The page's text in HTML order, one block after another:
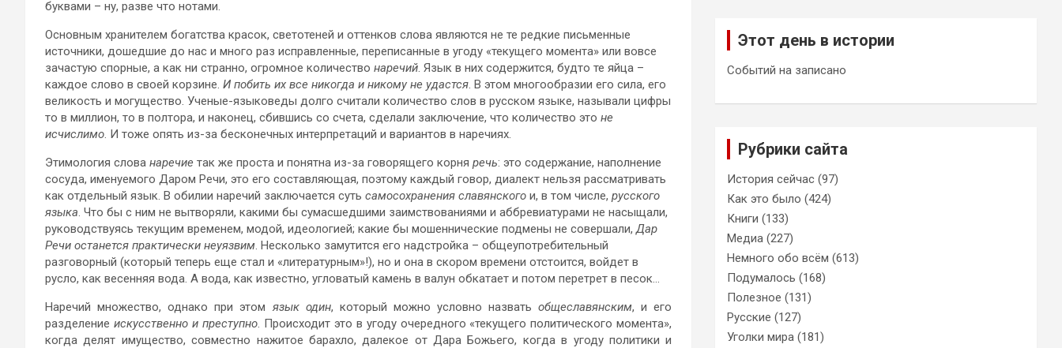
буквами – ну, разве что нотами.
Основным хранителем богатства красок, светотеней и оттенков слова являются не те редкие письменные
источники, дошедшие до нас и много раз исправленные, переписанные в угоду «текущего момента» или вовсе
зачастую спорные, а как ни странно, огромное количество наречий. Язык в них содержится, будто те яйца –
каждое слово в своей корзине. И побить их все никогда и никому не удастся. В этом многообразии его сила, его
великость и могущество. Ученые-языковеды долго считали количество слов в русском языке, называли цифры
то в миллион, то в полтора, и наконец, сбившись со счета, сделали заключение, что количество это не
исчислимо. И тоже опять из-за бесконечных интерпретаций и вариантов в наречиях.
Этимология слова наречие так же проста и понятна из-за говорящего корня речь: это содержание, наполнение
сосуда, именуемого Даром Речи, это его составляющая, поэтому каждый говор, диалект нельзя рассматривать
как отдельный язык. В обилии наречий заключается суть самосохранения славянского и, в том числе, русского
языка. Что бы с ним не вытворяли, какими бы сумасшедшими заимствованиями и аббревиатурами не насыщали,
руководствуясь текущим временем, модой, идеологией; какие бы мошеннические подмены не совершали,Дар
Речи останется практически неуязвим. Несколько замутится его надстройка – общеупотребительный
разговорный (который теперь еще стал и «литературным»!), но и она в скором времени отстоится, войдет в
русло, как весенняя вода. А вода, как известно, угловатый камень в валун обкатает и потом перетрет в песок…
Наречий множество, однако при этом язык один, который можно условно назватьобщеславянским, и его
разделение искусственно и преступно. Происходит это в угоду очередного «текущего политического момента»,
когда делят имущество, совместно нажитое барахло, далекое от Дара Божьего, когда в угоду политики и
Этот день в истории
Событий на записано
Рубрики сайта
История сейчас (97)
Как это было (424)
Книги (133)
Медиа (227)
Немного обо всём (613)
Подумалось (168)
Полезное (131)
Русские (127)
Уголки мира (181)